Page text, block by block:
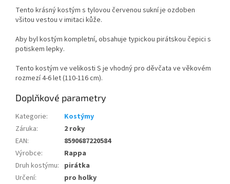
Tento krásný kostým s tylovou červenou sukní je ozdoben
všitou vestou v imitaci kůže.
Aby byl kostým kompletní, obsahuje typickou pirátskou čepici s
potiskem lepky.
Tento kostým ve velikosti S je vhodný pro děvčata ve věkovém
rozmezí 4-6 let (110-116 cm).
Doplňkové parametry
Kategorie:
Kostýmy
Záruka:
2 roky
EAN:
8590687220584
Výrobce:
Rappa
Druh kostýmu: pirátka
Určení:
pro holky